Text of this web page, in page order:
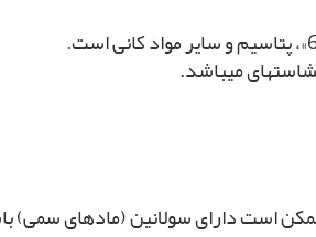
مى‏باشد.
است داراى سولانین (ماده‏اى سمى)